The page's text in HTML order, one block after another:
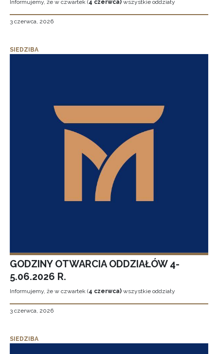
Informujemy, że w czwartek (4 czerwca) wszystkie oddziały
3 czerwca, 2026
SIEDZIBA
GODZINY OTWARCIA ODDZIAŁÓW 4-
5.06.2026 R.
Informujemy, że w czwartek (4 czerwca) wszystkie oddziały
3 czerwca, 2026
SIEDZIBA